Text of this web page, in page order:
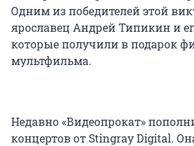
Одним из победителей этой
ярославец Андрей Типикин и
которые получили в подарок
мультфильма.
Недавно «Видеопрокат»
концертов от Stingray Digital.